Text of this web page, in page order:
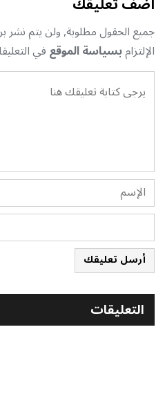
جميع الحقول مطلوبة, ولن يتم نشر
الإلتزامبسياسة الموقعفي
أرسل تعليقك
التعليقات